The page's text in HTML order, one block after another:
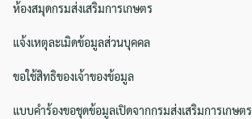
ห้องสมุดกรมส่งเสริมการเกษตร
แจ้งเหตุละเมิดข้อมูลส่วนบุคคล
ขอใช้สิทธิของเจ้าของข้อมูล
แบบคำร้องขอชุดข้อมูลเปิดจากกรมส่งเสริมการเกษตร